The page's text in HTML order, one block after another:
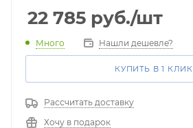
22 785 руб./шт
Много Нашли дешевле?
КУПИТЬ В 1 КЛИК
Рассчитать доставку
Хочу в подарок